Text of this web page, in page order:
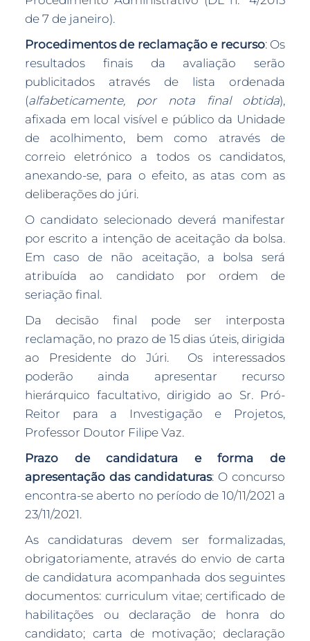
de 7 de janeiro).
Procedimentos de reclamação e recurso: Os
resultados finais da avaliação serão
publicitados através de lista ordenada
(alfabeticamente, por nota final obtida),
afixada em local visível e público da Unidade
de acolhimento, bem como através de
correio eletrónico a todos os candidatos,
anexando-se, para o efeito, as atas com as
deliberações do júri.
O candidato selecionado deverá manifestar
por escrito a intenção de aceitação da bolsa.
Em caso de não aceitação, a bolsa será
atribuída ao candidato por ordem de
seriação final.
Da decisão final pode ser interposta
reclamação, no prazo de 15 dias úteis, dirigida
ao Presidente do Júri. Os interessados
poderão ainda apresentar recurso
hierárquico facultativo, dirigido ao Sr. Pró-
Reitor para a Investigação e Projetos,
Professor Doutor Filipe Vaz.
Prazo de candidatura e forma de
apresentação das candidaturas: O concurso
encontra-se aberto no período de 10/11/2021 a
23/11/2021.
As candidaturas devem ser formalizadas,
obrigatoriamente, através do envio de carta
de candidatura acompanhada dos seguintes
documentos: curriculum vitae; certificado de
habilitações ou declaração de honra do
candidato; carta de motivação; declaração